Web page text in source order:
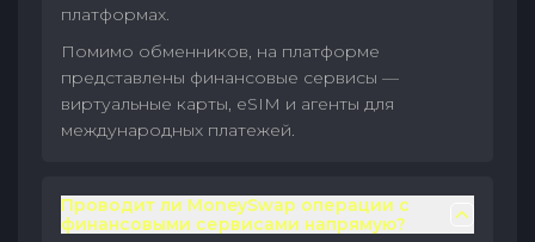
платформах.
Помимо обменников, на платформе
представлены финансовые сервисы —
виртуальные карты, eSIM и агенты для
международных платежей.
Проводит ли MoneySwap операции с
финансовыми сервисами напрямую?